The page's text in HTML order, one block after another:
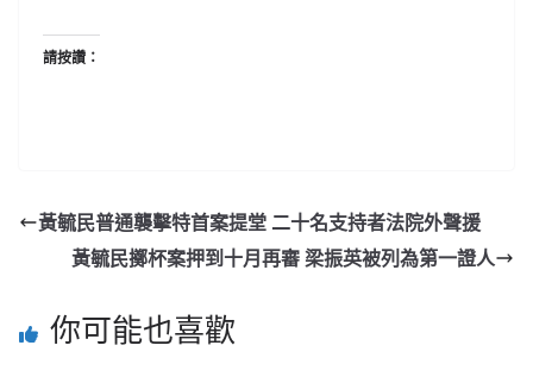
請按讚：
黃毓民普通襲擊特首案提堂 二十名支持者法院外聲援
黃毓民擲杯案押到十月再審 梁振英被列為第一證人
你可能也喜歡